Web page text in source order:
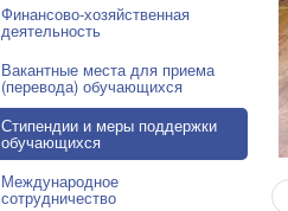
Финансово-хозяйственная
деятельность
Вакантные места для приема
(перевода) обучающихся
Стипендии и меры поддержки
обучающихся
Международное
сотрудничество